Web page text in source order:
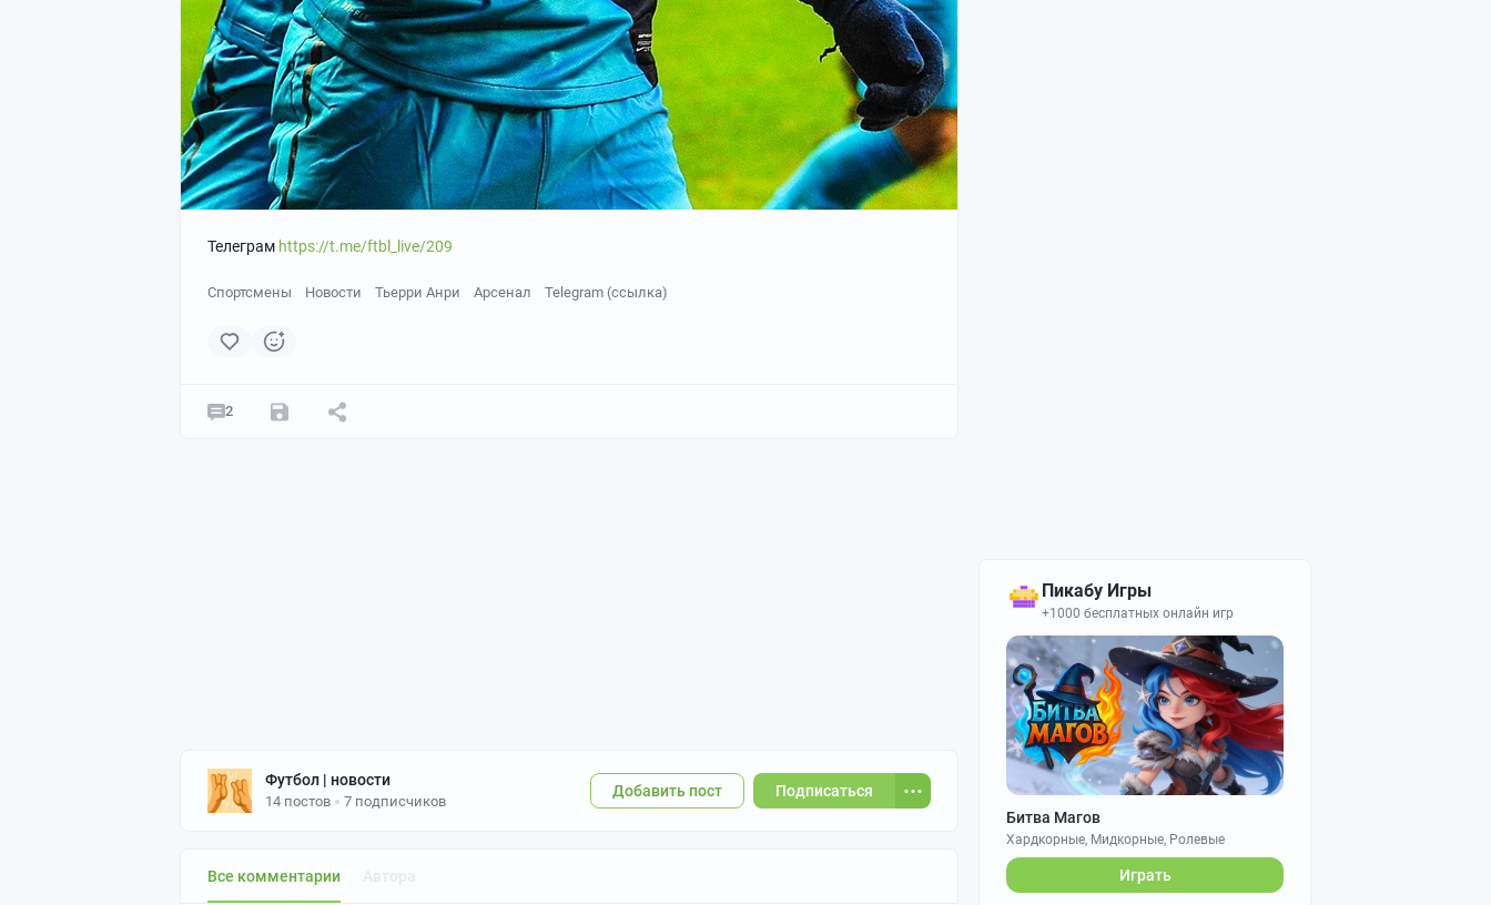
Пикабу Игры
+1000 бесплатных онлайн игр
Битва Магов
Хардкорные, Мидкорные, Ролевые
Играть
Телеграм https://t.me/ftbl_live/209
Спортсмены Новости Тьерри Анри Арсенал Telegram (ссылка)
2
Футбол | новости
14 постов 7 подписчиков
Подписаться
Добавить пост
Все комментарии